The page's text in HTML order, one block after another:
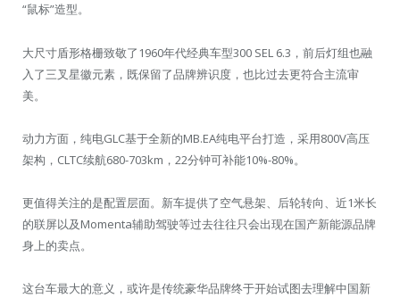
“鼠标”造型。
大尺寸盾形格栅致敬了1960年代经典车型300 SEL 6.3，前后灯组也融
入了三叉星徽元素，既保留了品牌辨识度，也比过去更符合主流审
美。
动力方面，纯电GLC基于全新的MB.EA纯电平台打造，采用800V高压
架构，CLTC续航680-703km，22分钟可补能10%-80%。
更值得关注的是配置层面。新车提供了空气悬架、后轮转向、近1米长
的联屏以及Momenta辅助驾驶等过去往往只会出现在国产新能源品牌
身上的卖点。
这台车最大的意义，或许是传统豪华品牌终于开始试图去理解中国新